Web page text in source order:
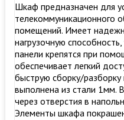
Шкаф предназначен для
телекоммуникационного
помещений. Имеет
нагрузочную
панели крепятся при
обеспечивает легкий
быструю сборку/
выполнена из стали 1мм.
через отверстия в
Элементы шкафа